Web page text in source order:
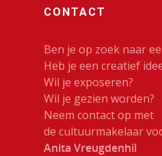
CONTACT
Ben je op zoek naar
Heb je een creatief
Wil je exposeren?
Wil je gezien worden?
Neem contact op met
de cultuurmakelaar
Anita Vreugdenhil